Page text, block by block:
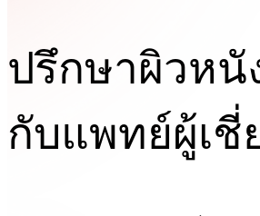
ปรึกษาผิวหนั
กับแพทย์ผู้เ